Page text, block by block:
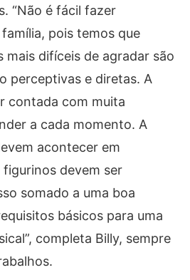
“Não é fácil fazer
pois temos que
mais difíceis de agradar são
perceptivas e diretas. A
contada com muita
a cada momento. A
acontecer em
devem ser
somado a uma boa
básicos para uma
completa Billy, sempre